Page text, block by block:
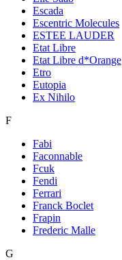
Escada
Escentric Molecules
ESTEE LAUDER
Etat Libre
Etat Libre d*Orange
Etro
Eutopia
Ex Nihilo
F
Fabi
Faconnable
Fcuk
Fendi
Ferrari
Franck Boclet
Frapin
Frederic Malle
G